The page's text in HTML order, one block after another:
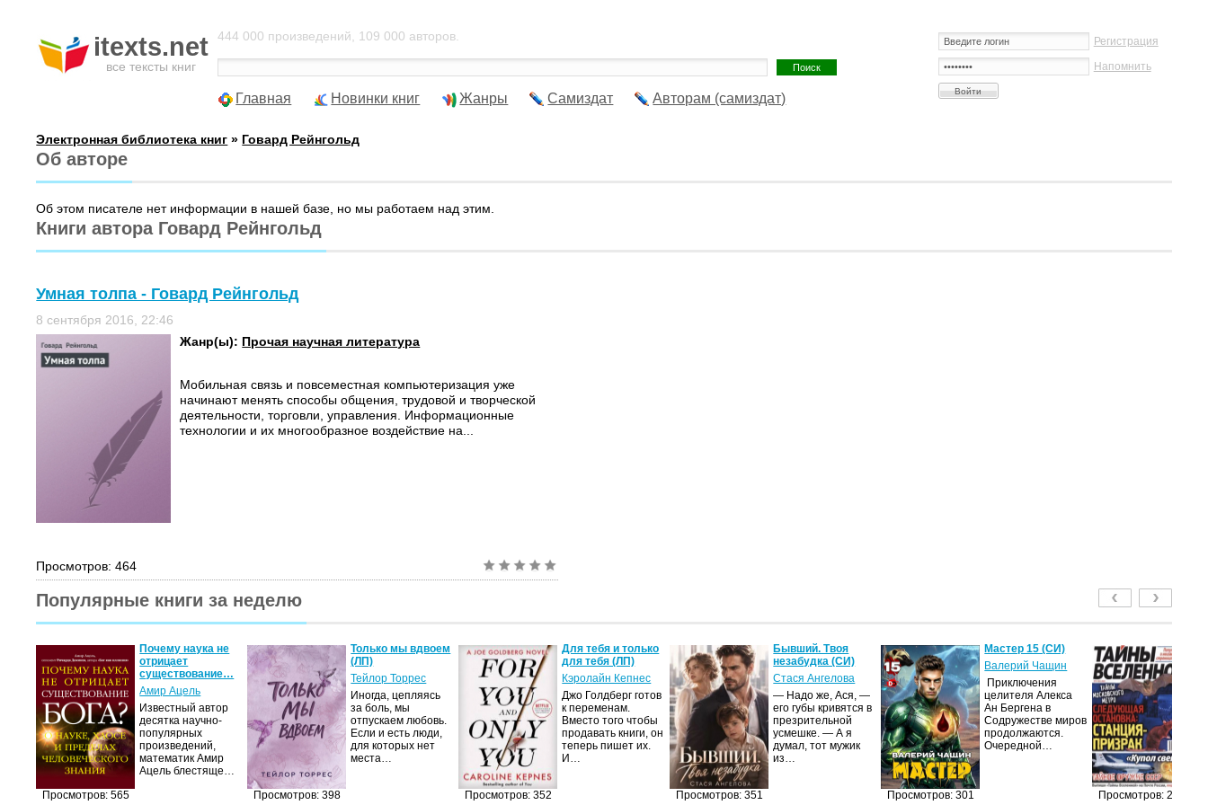
itexts.net
все тексты книг
Регистрация
Напомнить
444 000 произведений, 109 000 авторов.
Главная Новинки книг Жанры Самиздат Авторам (самиздат)
Электронная библиотека книг » Говард Рейнгольд
Об авторе
Об этом писателе нет информации в нашей базе, но мы работаем над этим.
Книги автора Говард Рейнгольд
Умная толпа - Говард Рейнгольд
8 сентября 2016, 22:46
Жанр(ы): Прочая научная литература
Мобильная связь и повсеместная компьютеризация уже
начинают менять способы общения, трудовой и творческой
деятельности, торговли, управления. Информационные
технологии и их многообразное воздействие на...
Просмотров: 464
Популярные книги за неделю
Просмотров: 565
Почему наука не
отрицает
существование…
Амир Ацель
Известный автор
десятка научно-
популярных
произведений,
математик Амир
Ацель блестяще…
Просмотров: 398
Только мы вдвоем
(ЛП)
Тейлор Торрес
Иногда, цепляясь
за боль, мы
отпускаем любовь.
Если и есть люди,
для которых нет
места…
Просмотров: 352
Для тебя и только
для тебя (ЛП)
Кэролайн Кепнес
Джо Голдберг готов
к переменам.
Вместо того чтобы
продавать книги, он
теперь пишет их.
И…
Просмотров: 351
Бывший. Твоя
незабудка (СИ)
Стася Ангелова
— Надо же, Ася, —
его губы кривятся в
презрительной
усмешке. — А я
думал, тот мужик
из…
Просмотров: 301
Мастер 15 (СИ)
Валерий Чащин
Приключения
целителя Алекса
Ан Бергена в
Содружестве миров
продолжаются.
Очередной…
Просмотров: 268